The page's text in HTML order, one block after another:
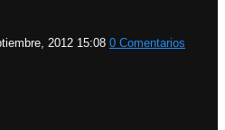
2012 15:08 0 Comentarios